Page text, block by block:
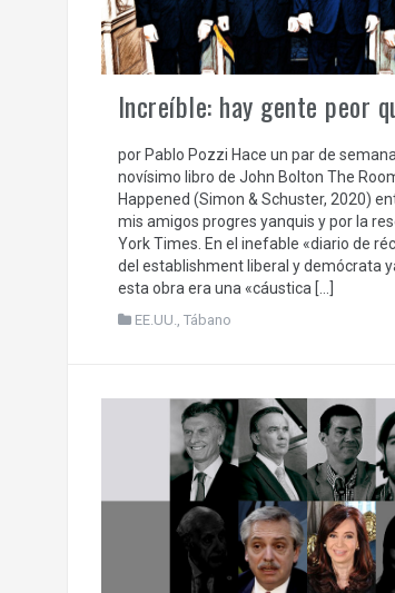
Increíble: hay gente peor
por Pablo Pozzi Hace un par de
novísimo libro de John Bolton The
Happened (Simon & Schuster, 2020)
mis amigos progres yanquis y por la
York Times. En el inefable «diario de
del establishment liberal y demócrata
esta obra era una «cáustica […]
EE.UU., Tábano